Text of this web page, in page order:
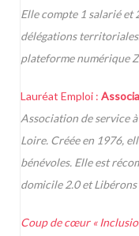
Elle compte 1 salarié et
délégations
plateforme numérique
Lauréat Emploi :
Association de service
Loire. Créée en 1976,
bénévoles. Elle est
domicile 2.0 et Libérons
Coup de cœur «